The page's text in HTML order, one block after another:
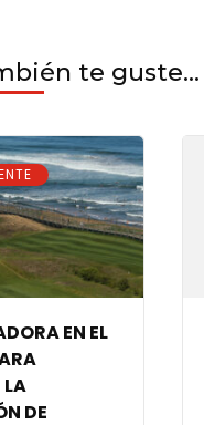
te guste...
EN EL
LA
DE